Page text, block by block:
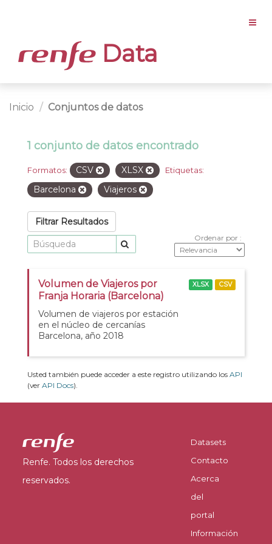
Data
Inicio Conjuntos de datos
1 conjunto de datos encontrado
Formatos: CSV XLSX Etiquetas:
Barcelona Viajeros
Filtrar Resultados
Ordenar por
Volumen de Viajeros por
Franja Horaria (Barcelona)
Volumen de viajeros por estación
en el núcleo de cercanías
Barcelona, año 2018
XLSX CSV
Usted también puede acceder a este registro utilizando los API
(ver API Docs).
Renfe. Todos los derechos
reservados.
Datasets
Contacto
Acerca
del
portal
Información